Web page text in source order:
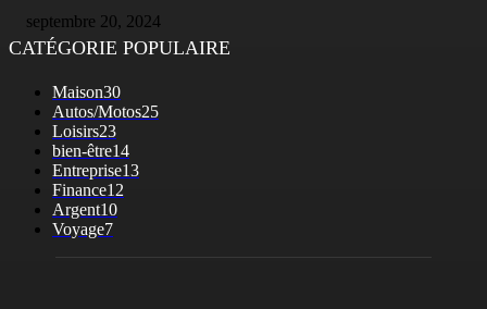
septembre 20, 2024
CATÉGORIE POPULAIRE
Maison30
Autos/Motos25
Loisirs23
bien-être14
Entreprise13
Finance12
Argent10
Voyage7